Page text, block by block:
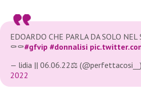
EDOARDO CHE PARLA DA SOLO NEL
⚰️⚰️#gfvip #donnalisi
— lidia || 06.06.22⚖️ (@perfettacosi__)
2022